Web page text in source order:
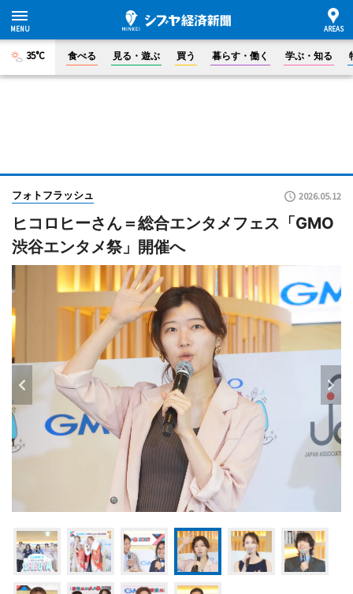
35°C 食べる 見る・遊ぶ 買う 暮らす・働く 学ぶ・知る
フォトフラッシュ 2026.05.12
ヒコロヒーさん＝総合エンタメフェス「GMO
渋谷エンタメ祭」開催へ